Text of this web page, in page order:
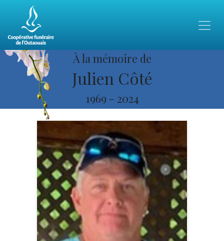
À la mémoire de
Julien Côté
1969 - 2024